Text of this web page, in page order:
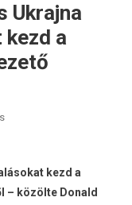
Ukrajna
a
kezd a
– közölte Donald